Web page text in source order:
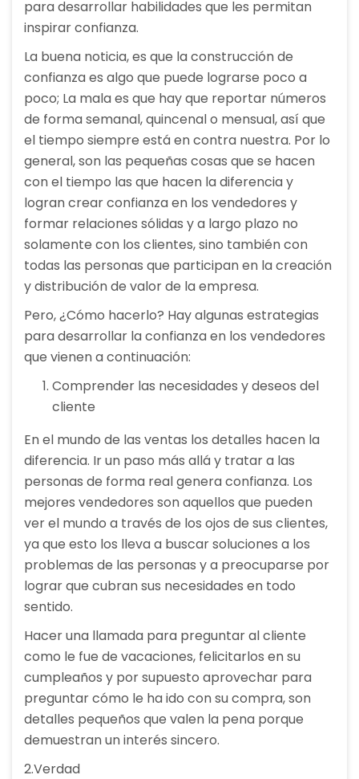
para desarrollar habilidades que les permitan
inspirar confianza.
La buena noticia, es que la construcción de
confianza es algo que puede lograrse poco a
poco; La mala es que hay que reportar números
de forma semanal, quincenal o mensual, así que
el tiempo siempre está en contra nuestra. Por lo
general, son las pequeñas cosas que se hacen
con el tiempo las que hacen la diferencia y
logran crear confianza en los vendedores y
formar relaciones sólidas y a largo plazo no
solamente con los clientes, sino también con
todas las personas que participan en la creación
y distribución de valor de la empresa.
Pero, ¿Cómo hacerlo? Hay algunas estrategias
para desarrollar la confianza en los vendedores
que vienen a continuación:
Comprender las necesidades y deseos del
cliente
En el mundo de las ventas los detalles hacen la
diferencia. Ir un paso más allá y tratar a las
personas de forma real genera confianza. Los
mejores vendedores son aquellos que pueden
ver el mundo a través de los ojos de sus clientes,
ya que esto los lleva a buscar soluciones a los
problemas de las personas y a preocuparse por
lograr que cubran sus necesidades en todo
sentido.
Hacer una llamada para preguntar al cliente
como le fue de vacaciones, felicitarlos en su
cumpleaños y por supuesto aprovechar para
preguntar cómo le ha ido con su compra, son
detalles pequeños que valen la pena porque
demuestran un interés sincero.
2.Verdad